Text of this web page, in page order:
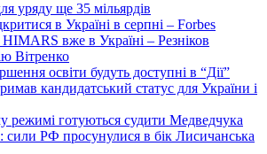
уряду ще 35 мільярдів
в Україні в серпні – Forbes
вже в Україні – Резніков
Вітренко
освіти будуть доступні в “Дії”
кандидатський статус для України і
режимі готуються судити Медведчука
сили РФ просунулися в бік Лисичанська